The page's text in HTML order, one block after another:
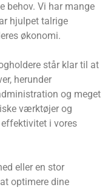
behov. Vi har mange
hjulpet talrige
økonomi.
står klar til at
herunder
og meget
værktøjer og
i vores
eller en stor
optimere dine